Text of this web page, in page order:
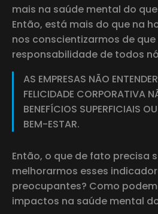
mais na saúde mental do
Então, está mais do que na
nos conscientizarmos de
responsabilidade de todos
AS EMPRESAS NÃO
FELICIDADE CORPORATIVA
BENEFÍCIOS SUPERFICIAIS
BEM-ESTAR.
Então, o que de fato precisa
melhorarmos esses
preocupantes? Como
impactos na saúde mental